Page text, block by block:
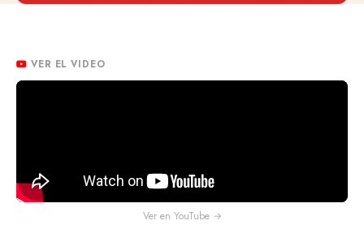
VER EL VIDEO
Ver en YouTube →